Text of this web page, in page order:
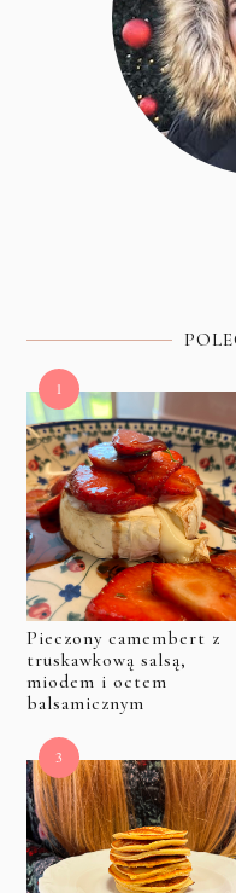
Pieczony camembert z
truskawkową salsą,
miodem i octem
balsamicznym